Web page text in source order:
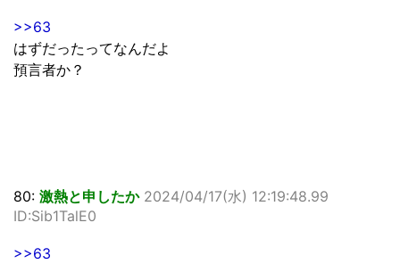
>>63
はずだったってなんだよ
預言者か？
80: 激熱と申したか 2024/04/17(水) 12:19:48.99
ID:Sib1TalE0
>>63